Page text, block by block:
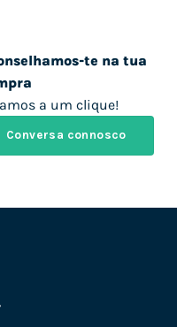
te na tua
a um clique!
Conversa connosco